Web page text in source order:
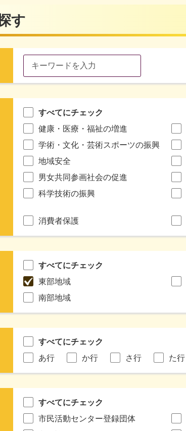
す
すべてにチェック
健康・医療・福祉の増進
学術・文化・芸術スポーツの振興
地域安全
男女共同参画社会の促進
科学技術の振興
消費者保護
すべてにチェック
東部地域
南部地域
すべてにチェック
あ行
か行 さ行 た行
すべてにチェック
市民活動センター登録団体